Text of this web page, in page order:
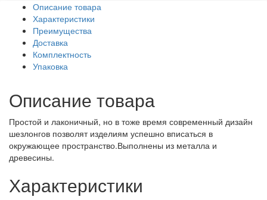
Описание товара
Характеристики
Преимущества
Доставка
Комплектность
Упаковка
Описание товара
Простой и лаконичный, но в тоже время современный дизайн
шезлонгов позволят изделиям успешно вписаться в
окружающее пространство.Выполнены из металла и
древесины.
Характеристики